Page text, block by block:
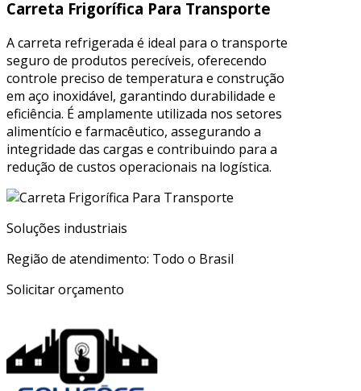
Carreta Frigorífica Para Transporte
A carreta refrigerada é ideal para o transporte
seguro de produtos perecíveis, oferecendo
controle preciso de temperatura e construção
em aço inoxidável, garantindo durabilidade e
eficiência. É amplamente utilizada nos setores
alimentício e farmacêutico, assegurando a
integridade das cargas e contribuindo para a
redução de custos operacionais na logística.
Soluções industriais
Região de atendimento: Todo o Brasil
Solicitar orçamento